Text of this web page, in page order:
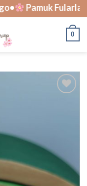
Pamuk Fularlar
0